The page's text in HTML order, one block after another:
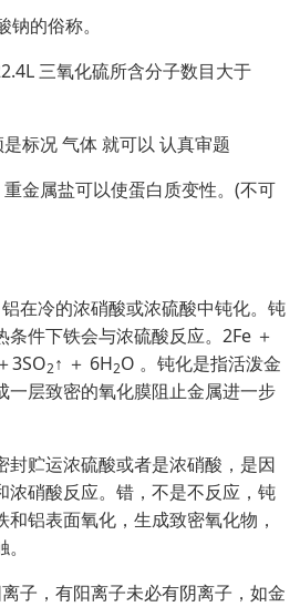
的俗称。
三氧化硫所含分子数目大于
标况 气体 就可以 认真审题
金属盐可以使蛋白质变性。(不可
在冷的浓硝酸或浓硫酸中钝化。钝
件下铁会与浓硫酸反应。2Fe ＋
＋3SO2↑ ＋ 6H2O 。钝化是指活泼金
一层致密的氧化膜阻止金属进一步
封贮运浓硫酸或者是浓硝酸，是因
浓硝酸反应。错，不是不反应，钝
铝表面氧化，生成致密氧化物，
子，有阳离子未必有阴离子，如金